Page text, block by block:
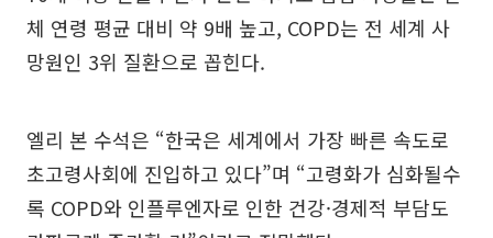
체 연령 평균 대비 약 9배 높고, COPD는 전 세계 사
망원인 3위 질환으로 꼽힌다.
엘리 본 수석은 “한국은 세계에서 가장 빠른 속도로
초고령사회에 진입하고 있다”며 “고령화가 심화될수
록 COPD와 인플루엔자로 인한 건강·경제적 부담도